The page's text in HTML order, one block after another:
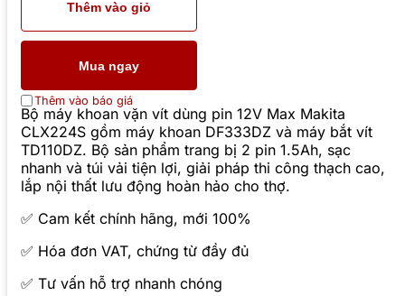
Thêm vào giỏ
Mua ngay
Thêm vào báo giá
Bộ máy khoan vặn vít dùng pin 12V Max Makita
CLX224S gồm máy khoan DF333DZ và máy bắt vít
TD110DZ. Bộ sản phẩm trang bị 2 pin 1.5Ah, sạc
nhanh và túi vải tiện lợi, giải pháp thi công thạch cao,
lắp nội thất lưu động hoàn hảo cho thợ.
✅ Cam kết chính hãng, mới 100%
✅ Hóa đơn VAT, chứng từ đầy đủ
✅ Tư vấn hỗ trợ nhanh chóng